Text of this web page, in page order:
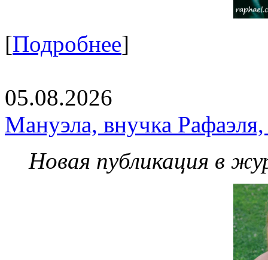
[Подробнее]
05.08.2026
Мануэла, внучка
Новая публикация в